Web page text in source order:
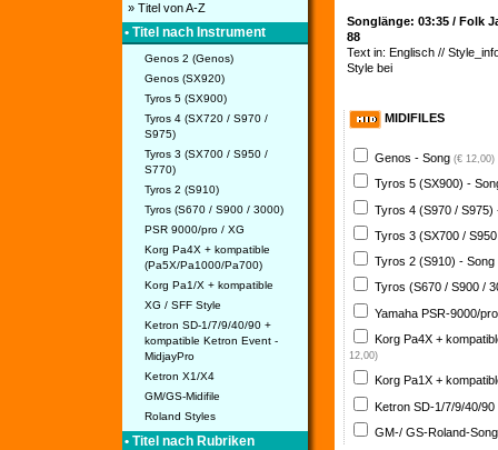
» Titel von A-Z
• Titel nach Instrument
Genos 2 (Genos)
Genos (SX920)
Tyros 5 (SX900)
Tyros 4 (SX720 / S970 /
S975)
Tyros 3 (SX700 / S950 /
S770)
Tyros 2 (S910)
Tyros (S670 / S900 / 3000)
PSR 9000/pro / XG
Korg Pa4X + kompatible
(Pa5X/Pa1000/Pa700)
Korg Pa1/X + kompatible
XG / SFF Style
Ketron SD-1/7/9/40/90 +
kompatible Ketron Event -
MidjayPro
Ketron X1/X4
GM/GS-Midifile
Roland Styles
• Titel nach Rubriken
Songlänge: 03:35 / Folk
88
Text in: Englisch //
Style bei
MIDIFILES
Genos - Song (€ 12,00)
Tyros 5 (SX900) -
Tyros 4 (S970 /
Tyros 3 (SX700 /
Tyros 2 (S910) - Song
Tyros (S670 / S900 /
Yamaha PSR-9000/
Korg Pa4X +
12,00)
Korg Pa1X +
Ketron SD-1/7/9/40/
GM-/ GS-Roland-